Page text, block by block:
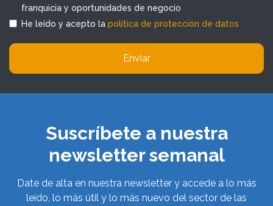
franquicia y oportunidades de negocio
He leído y acepto la política de protección de datos
Enviar
Suscríbete a nuestra
newsletter semanal
Date de alta en nuestra newsletter y accede a lo más
leído, lo más útil y lo más nuevo del sector de las